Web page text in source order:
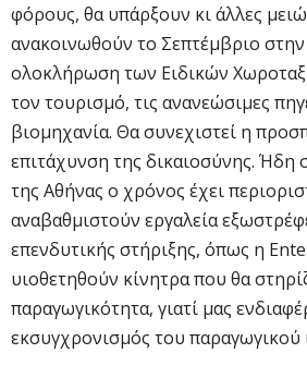
φόρους, θα υπάρξουν κι άλλες
ανακοινωθούν το Σεπτέμβριο
ολοκλήρωση των Ειδικών
τον τουρισμό, τις ανανεώσιμες
βιομηχανία. Θα συνεχιστεί η
επιτάχυνση της δικαιοσύνης. Ήδη
της Αθήνας ο χρόνος έχει
αναβαθμιστούν εργαλεία
επενδυτικής στήριξης, όπως η
υιοθετηθούν κίνητρα που θα
παραγωγικότητα, γιατί μας
εκσυγχρονισμός του παραγωγικού